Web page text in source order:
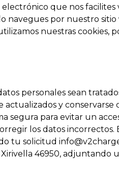
que nos facilites
navegues por nuestro
nuestras cookies,
personales sean
actualizados y
segura para evitar un
los datos
tu solicitud
Xirivella 46950,